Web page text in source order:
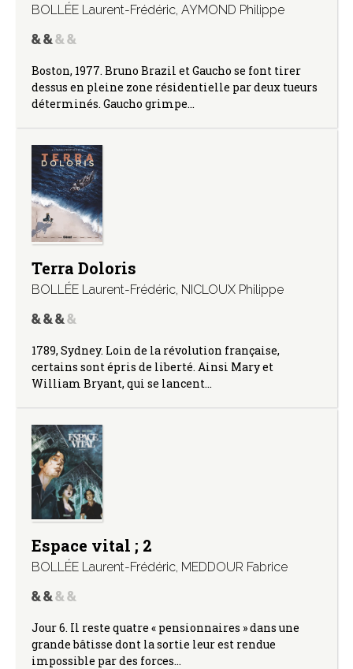
BOLLÉE Laurent-Frédéric, AYMOND Philippe
Boston, 1977. Bruno Brazil et Gaucho se font tirer
dessus en pleine zone résidentielle par deux tueurs
déterminés. Gaucho grimpe…
Terra Doloris
BOLLÉE Laurent-Frédéric, NICLOUX Philippe
1789, Sydney. Loin de la révolution française,
certains sont épris de liberté. Ainsi Mary et
William Bryant, qui se lancent…
Espace vital ; 2
BOLLÉE Laurent-Frédéric, MEDDOUR Fabrice
Jour 6. Il reste quatre « pensionnaires » dans une
grande bâtisse dont la sortie leur est rendue
impossible par des forces…